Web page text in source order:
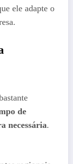
ele adapte o
de
necessária.